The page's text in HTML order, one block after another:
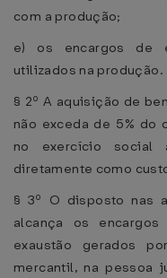
com a produção;
e) os encargos de
utilizados na produção.
§ 2º A aquisição de
não exceda de 5% do
no exercício social
diretamente como
§ 3º O disposto nas
alcança os
exaustão gerados
mercantil, na pessoa